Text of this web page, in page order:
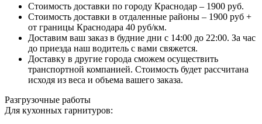
Стоимость доставки по городу Краснодар – 1900 руб.
Стоимость доставки в отдаленные районы – 1900 руб +
от границы Краснодара 40 руб/км.
Доставим ваш заказ в будние дни с 14:00 до 22:00. За час
до приезда наш водитель с вами свяжется.
Доставку в другие города сможем осуществить
транспортной компанией. Стоимость будет рассчитана
исходя из веса и объема вашего заказа.
Разгрузочные работы
Для кухонных гарнитуров: